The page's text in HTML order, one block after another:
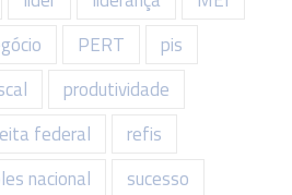
PERT
pis
produtividade
federal
refis
nacional
sucesso